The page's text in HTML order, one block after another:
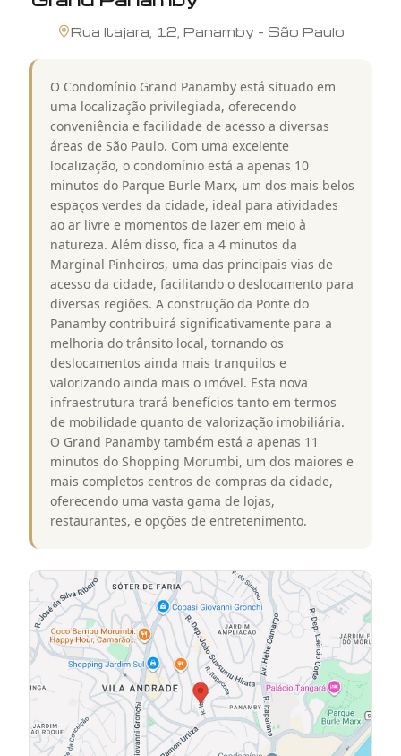
Rua Itajara 12 Panamby- São Paulo
O Condomínio Grand Panamby está situado em
uma localização privilegiada, oferecendo
conveniência e facilidade de acesso a diversas
áreas de São Paulo. Com uma excelente
localização, o condomínio está a apenas 10
minutos do Parque Burle Marx, um dos mais belos
espaços verdes da cidade, ideal para atividades
ao ar livre e momentos de lazer em meio à
natureza. Além disso, fica a 4 minutos da
Marginal Pinheiros, uma das principais vias de
acesso da cidade, facilitando o deslocamento para
diversas regiões. A construção da Ponte do
Panamby contribuirá significativamente para a
melhoria do trânsito local, tornando os
deslocamentos ainda mais tranquilos e
valorizando ainda mais o imóvel. Esta nova
infraestrutura trará benefícios tanto em termos
de mobilidade quanto de valorização imobiliária.
O Grand Panamby também está a apenas 11
minutos do Shopping Morumbi, um dos maiores e
mais completos centros de compras da cidade,
oferecendo uma vasta gama de lojas,
restaurantes, e opções de entretenimento.